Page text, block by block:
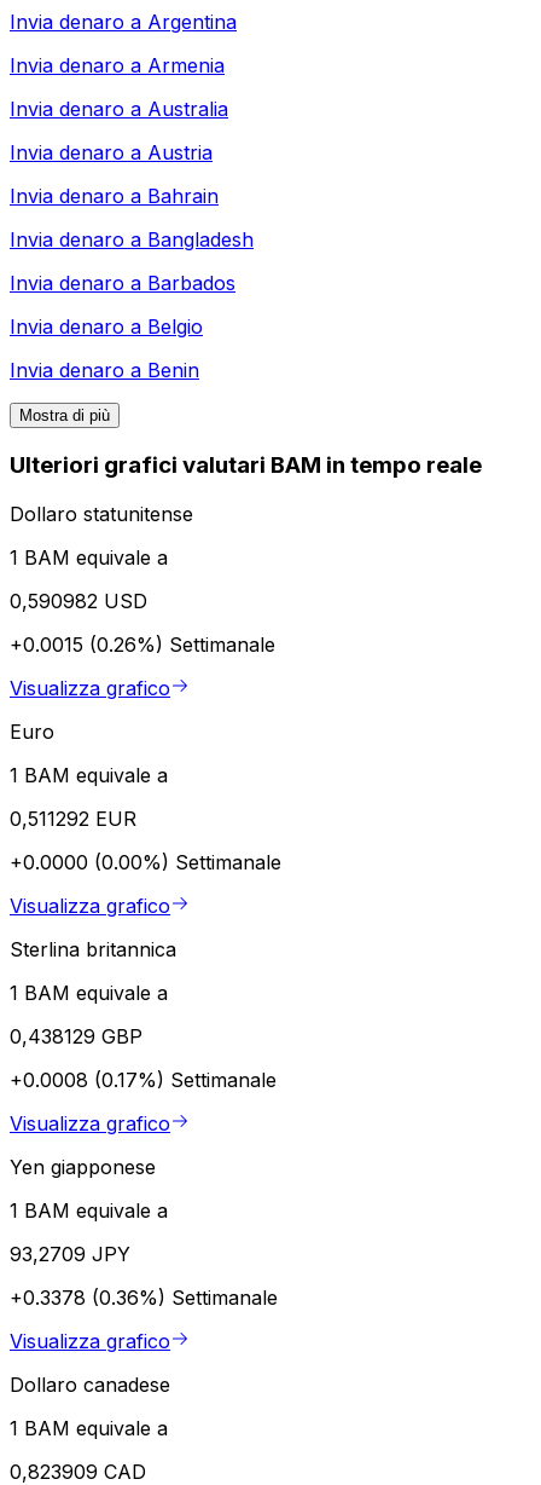
Invia denaro a Argentina
Invia denaro a Armenia
Invia denaro a Australia
Invia denaro a Austria
Invia denaro a Bahrain
Invia denaro a Bangladesh
Invia denaro a Barbados
Invia denaro a Belgio
Invia denaro a Benin
Mostra di più
Ulteriori grafici valutari BAM in tempo reale
Dollaro statunitense
1 BAM equivale a
0,590982 USD
+0.0015 (0.26%) Settimanale
Visualizza grafico
Euro
1 BAM equivale a
0,511292 EUR
+0.0000 (0.00%) Settimanale
Visualizza grafico
Sterlina britannica
1 BAM equivale a
0,438129 GBP
+0.0008 (0.17%) Settimanale
Visualizza grafico
Yen giapponese
1 BAM equivale a
93,2709 JPY
+0.3378 (0.36%) Settimanale
Visualizza grafico
Dollaro canadese
1 BAM equivale a
0,823909 CAD